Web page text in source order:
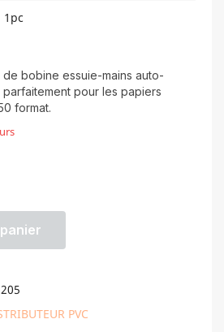
1pc
bobine essuie-mains auto-
pour les papiers
format.
PVC